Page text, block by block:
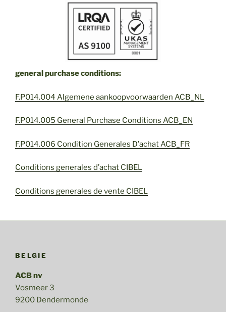
general purchase conditions:
F.P014.004 Algemene aankoopvoorwaarden ACB_NL
F.P014.005 General Purchase Conditions ACB_EN
F.P014.006 Condition Generales D’achat ACB_FR
Conditions generales d’achat CIBEL
Conditions generales de vente CIBEL
BELGIE
ACB nv
Vosmeer 3
9200 Dendermonde